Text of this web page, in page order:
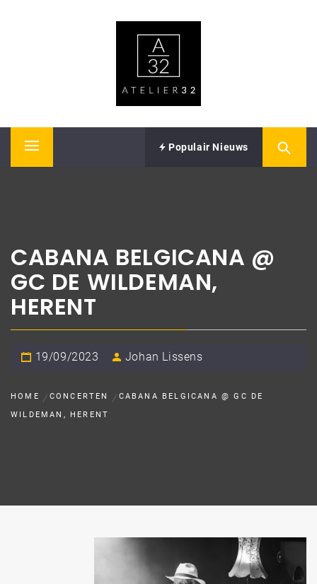
Primary
Populair Nieuws
CABANA BELGICANA @
GC DE WILDEMAN,
HERENT
19/09/2023 Johan Lissens
HOME CONCERTEN
CABANA BELGICANA @ GC DE
WILDEMAN, HERENT